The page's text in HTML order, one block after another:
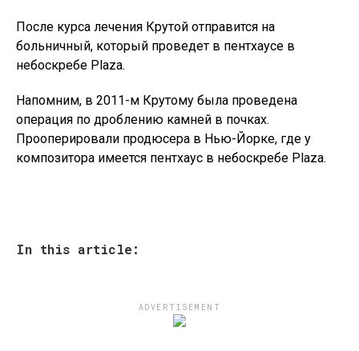
После курса лечения Крутой отправится на
больничный, который проведет в пентхаусе в
небоскребе Plaza.
Напомним, в 2011-м Крутому была проведена
операция по дроблению камней в почках.
Прооперировали продюсера в Нью-Йорке, где у
композитора имеется пентхаус в небоскребе Plaza.
In this article:
ADVERTISEMENT